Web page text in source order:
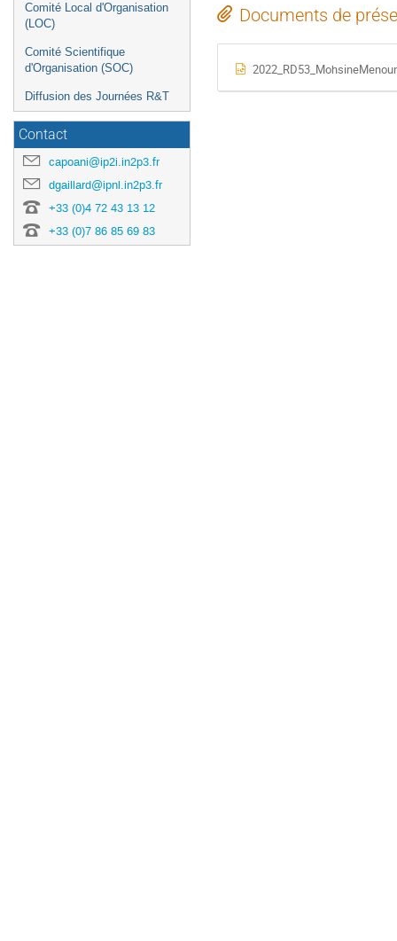
Comité Local d'Organisation
(LOC)
Comité Scientifique
d'Organisation (SOC)
Diffusion des Journées R&T
Contact
capoani@ip2i.in2p3.fr
dgaillard@ipnl.in2p3.fr
+33 (0)4 72 43 13 12
+33 (0)7 86 85 69 83
Documents de